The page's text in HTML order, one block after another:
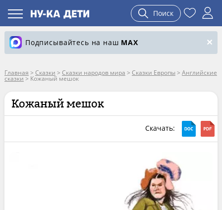
Поиск
Подписывайтесь на наш MAX
Главная > Сказки > Сказки народов мира > Сказки Европы > Английские
сказки> Кожаный мешок
Кожаный мешок
Скачать: